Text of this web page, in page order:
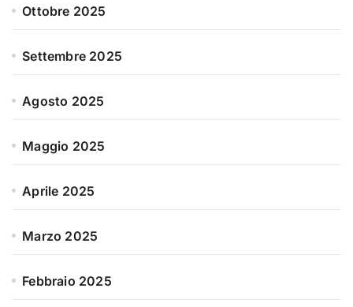
Ottobre 2025
Settembre 2025
Agosto 2025
Maggio 2025
Aprile 2025
Marzo 2025
Febbraio 2025